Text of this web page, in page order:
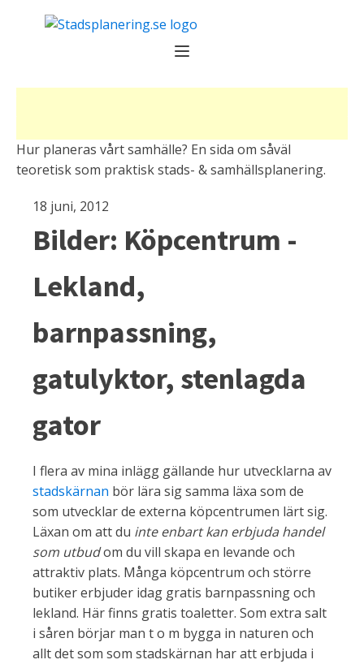
Hur planeras vårt samhälle? En sida om såväl
teoretisk som praktisk stads- & samhällsplanering.
18 juni, 2012
Bilder: Köpcentrum -
Lekland,
barnpassning,
gatulyktor, stenlagda
gator
I flera av mina inlägg gällande hur utvecklarna av
stadskärnan bör lära sig samma läxa som de
som utvecklar de externa köpcentrumen lärt sig.
Läxan om att du inte enbart kan erbjuda handel
som utbudom du vill skapa en levande och
attraktiv plats. Många köpcentrum och större
butiker erbjuder idag gratis barnpassning och
lekland. Här finns gratis toaletter. Som extra salt
i såren börjar man t o m bygga in naturen och
allt det som som stadskärnan har att erbjuda i